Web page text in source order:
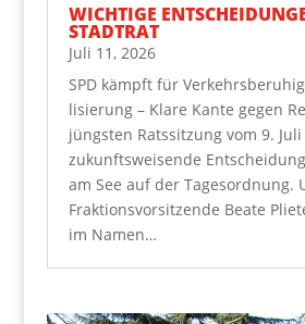
WICH­TI­GE
STADTRAT
Juli 11, 2026
SPD kämpft für
li­sie­rung – Kla­re Kan­te gegen
jüngs­ten Rats­sit­zung vom 9.
zukunfts­wei­sen­de
am See auf der Tages­ord­nung.
Frak­ti­ons­vor­sit­zen­de Bea­te
im Namen…